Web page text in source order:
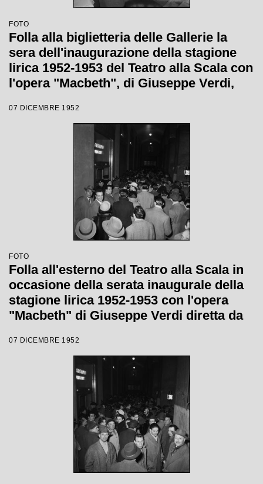
FOTO
Folla alla biglietteria delle Gallerie la
sera dell'inaugurazione della stagione
lirica 1952-1953 del Teatro alla Scala con
l'opera "Macbeth", di Giuseppe Verdi,
di Carl Ebert
07 DICEMBRE 1952
FOTO
Folla all'esterno del Teatro alla Scala in
occasione della serata inaugurale della
stagione lirica 1952-1953 con l'opera
"Macbeth" di Giuseppe Verdi diretta da
Ebert
07 DICEMBRE 1952